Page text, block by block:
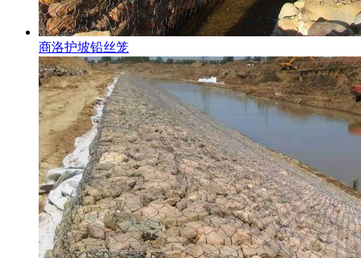
商洛护坡铅丝笼